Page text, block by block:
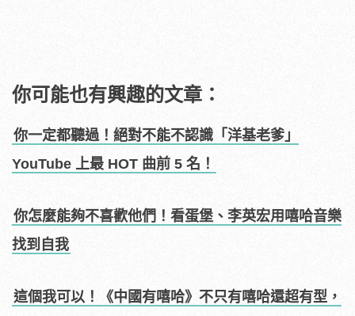
你可能也有興趣的文章：
你一定都聽過！絕對不能不認識「洋基老爹」
YouTube 上最 HOT 曲前 5 名！
你怎麼能夠不喜歡他們！看蛋堡、李英宏用嘻哈音樂
找到自我
這個我可以！《中國有嘻哈》不只有嘻哈還超有型，